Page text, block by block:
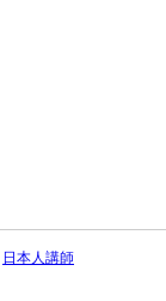
日本人講師